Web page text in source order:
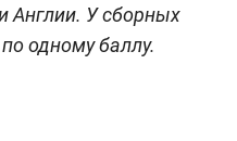
Англии. У сборных
одному баллу.